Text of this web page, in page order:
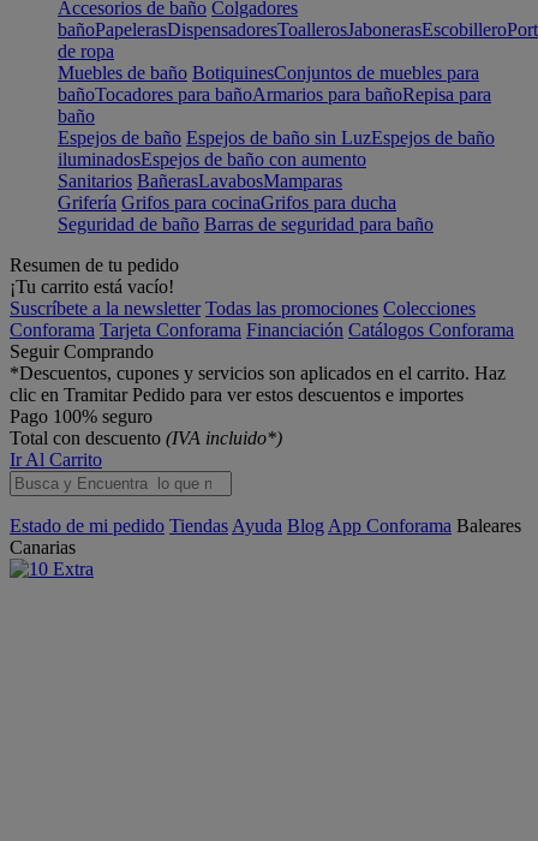
Accesorios de baño Colgadores
bañoPapelerasDispensadoresToallerosJabonerasEscobillero
de ropa
Muebles de baño BotiquinesConjuntos de muebles para
bañoTocadores para bañoArmarios para bañoRepisa para
baño
Espejos de baño Espejos de baño sin LuzEspejos de baño
iluminadosEspejos de baño con aumento
Sanitarios BañerasLavabosMamparas
Grifería Grifos para cocinaGrifos para ducha
Seguridad de baño Barras de seguridad para baño
Resumen de tu pedido
¡Tu carrito está vacío!
Suscríbete a la newsletter Todas las promociones Colecciones
Conforama Tarjeta Conforama Financiación Catálogos Conforama
Seguir Comprando
*Descuentos, cupones y servicios son aplicados en el carrito. Haz
clic en Tramitar Pedido para ver estos descuentos e importes
Pago 100% seguro
Total con descuento (IVA incluido*)
Ir Al Carrito
Estado de mi pedido Tiendas Ayuda Blog App Conforama Baleares
Canarias